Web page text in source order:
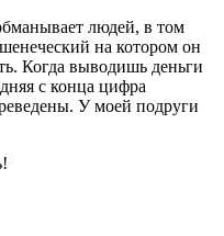
людей, в том
на котором он
Когда выводишь деньги
с конца цифра
У моей подруги